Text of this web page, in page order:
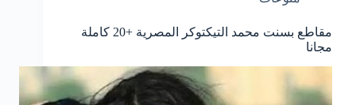
مقاطع بسنت محمد التيكتوكر المصرية +20 كاملة
مجانا